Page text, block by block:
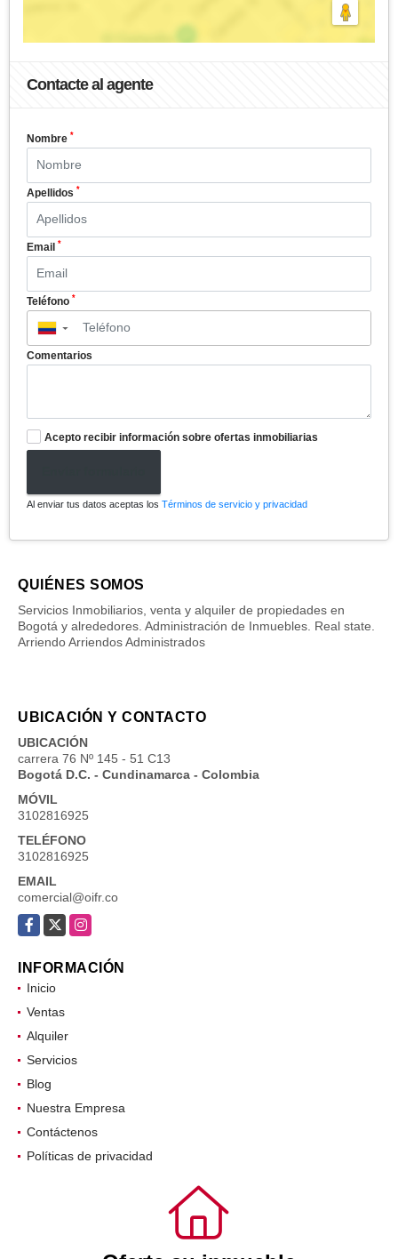
Contacte al agente
Nombre *
Apellidos *
Email *
Teléfono *
▼
Comentarios
Acepto recibir información sobre ofertas inmobiliarias
Al enviar tus datos aceptas los Términos de servicio y privacidad
QUIÉNES SOMOS
Servicios Inmobiliarios, venta y alquiler de propiedades en
Bogotá y alrededores. Administración de Inmuebles. Real state.
Arriendo Arriendos Administrados
UBICACIÓN Y CONTACTO
UBICACIÓN
carrera 76 Nº 145 - 51 C13
Bogotá D.C. - Cundinamarca - Colombia
MÓVIL
3102816925
TELÉFONO
3102816925
EMAIL
comercial@oifr.co
Facebook
X Instagram
INFORMACIÓN
Inicio
Ventas
Alquiler
Servicios
Blog
Nuestra Empresa
Contáctenos
Políticas de privacidad